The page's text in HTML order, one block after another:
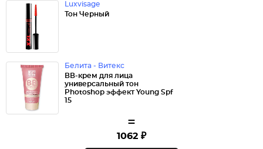
Luxvisage
Тон Черный
Белита - Витекс
ВВ-крем для лица
универсальный тон
Photoshop эффект Young Spf
15
=
1062 ₽